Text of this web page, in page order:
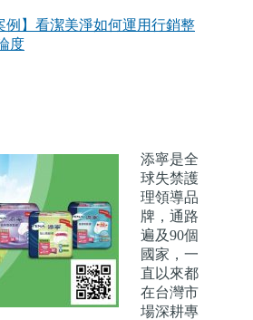
例】看潔美淨如何運用行銷整
度
添寧是全
球失禁護
理領導品
牌， 通路
遍及90個
國家，一
直以來都
在台灣市
場深耕專